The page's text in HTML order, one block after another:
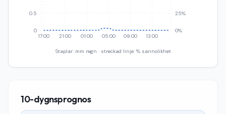
17:00 21:00 01:00 05:00 09:00 13:00
0
0.5
0%
25%
Staplar: mm regn · streckad linje: % sannolikhet
10-dygnsprognos